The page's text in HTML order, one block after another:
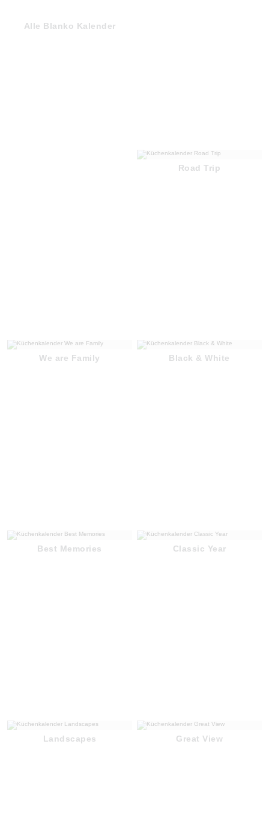
Road Trip
We are Family Black & White
Best Memories Classic Year
Landscapes Great View
Alle Blanko Kalender